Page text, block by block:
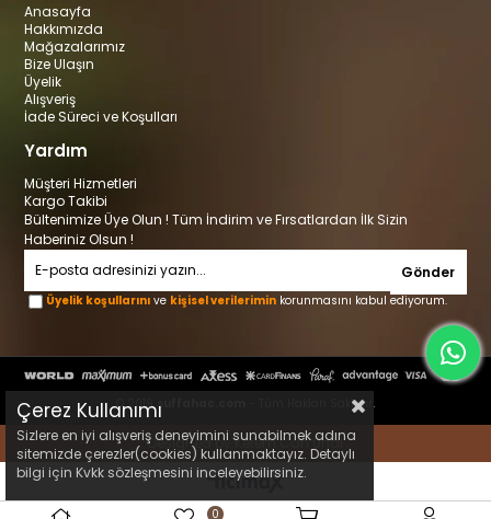
Anasayfa
Hakkımızda
Mağazalarımız
Bize Ulaşın
Üyelik
Alışveriş
İade Süreci ve Koşulları
Yardım
Müşteri Hizmetleri
Kargo Takibi
Bültenimize Üye Olun ! Tüm İndirim ve Fırsatlardan İlk Sizin
Haberiniz Olsun !
Gönder
Üyelik koşullarını ve kişisel verilerimin korunmasını kabul ediyorum.
© 2019 suffahac.com - Tüm Hakları Saklıdır.
Designed by Kerem Can Ünal
Çerez Kullanımı
Sizlere en iyi alışveriş deneyimini sunabilmek adına
sitemizde çerezler(cookies) kullanmaktayız. Detaylı
bilgi için Kvkk sözleşmesini inceleyebilirsiniz.
0